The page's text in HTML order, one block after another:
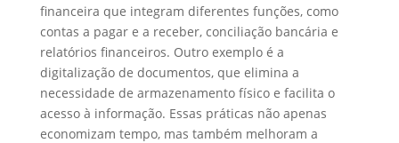
financeira que integram diferentes funções, como
contas a pagar e a receber, conciliação bancária e
relatórios financeiros. Outro exemplo é a
digitalização de documentos, que elimina a
necessidade de armazenamento físico e facilita o
acesso à informação. Essas práticas não apenas
economizam tempo, mas também melhoram a